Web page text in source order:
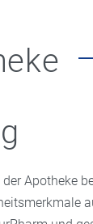
Apotheke